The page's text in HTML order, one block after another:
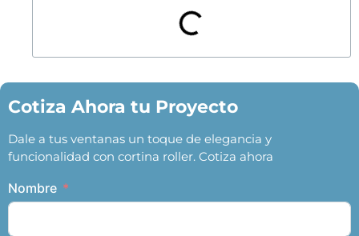
Cotiza Ahora tu Proyecto
Dale a tus ventanas un toque de elegancia y
funcionalidad con cortina roller. Cotiza ahora
Nombre